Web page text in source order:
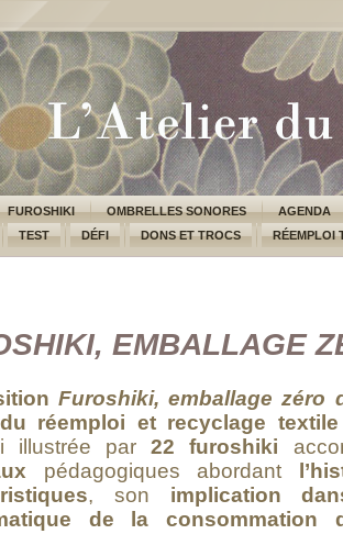
FUROSHIKI OMBRELLES SONORES
AGENDA
TEST DÉFI DONS ET TROCS RÉEMPLOI
EMBALLAGE
Furoshiki, emballage zéro
réemploi et recyclage textile
illustrée par22 furoshiki
pédagogiques abordant
, son implication
de la consommation